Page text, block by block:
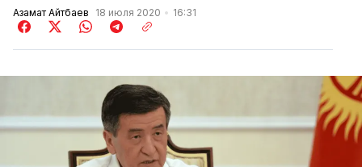
Азамат Айтбаев 18 июля 2020 16:31